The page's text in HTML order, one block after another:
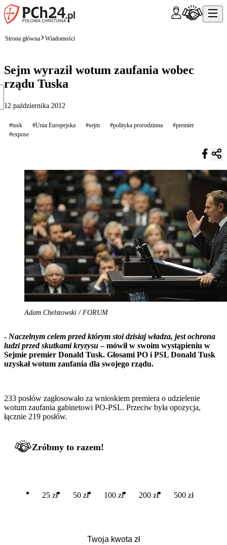
Strona główna Wiadomości
Sejm wyraził wotum zaufania wobec
rządu Tuska
12 października 2012
#tusk #Unia Europejska #sejm #polityka prorodzinna
#premier
#expose
Adam Chelstowski / FORUM
- Naczelnym celem przed którym stoi dzisiaj władza, jest ochrona
ludzi przed skutkami kryzysu– mówił w swoim wystąpieniu w
Sejmie premier Donald Tusk. Głosami PO i PSL Donald Tusk
uzyskał wotum zaufania dla swojego rządu.
233 posłów zagłosowało za wnioskiem premiera o udzielenie
wotum zaufania gabinetowi PO-PSL. Przeciw była opozycja,
łącznie 219 posłów.
Zróbmy to razem!
25 zł 50 zł 100 zł 200 zł 500 zł